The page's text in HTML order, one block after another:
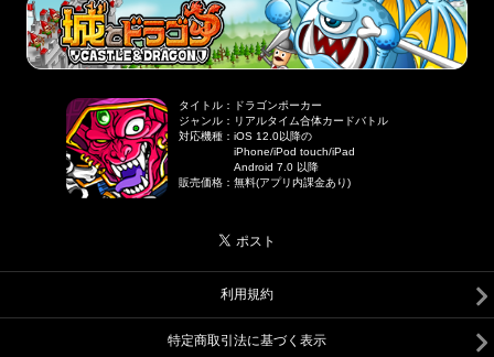
タイトル ：
ドラゴンポーカー
ジャンル ： リアルタイム合体カードバトル
対応機種 ：iOS 12.0以降の
iPhone/iPod touch/iPad
Android 7.0 以降
販売価格 ：無料(アプリ内課金あり)
利用規約
特定商取引法に基づく表示